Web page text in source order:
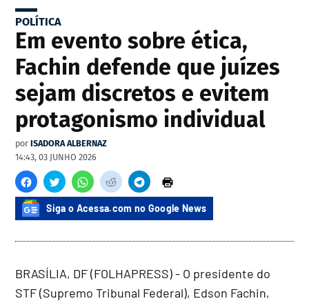
POLÍTICA
Em evento sobre ética,
Fachin defende que juízes
sejam discretos e evitem
protagonismo individual
por ISADORA ALBERNAZ
14:43, 03 JUNHO 2026
Siga o Acessa.com no Google News
BRASÍLIA, DF (FOLHAPRESS) - O presidente do
STF (Supremo Tribunal Federal), Edson Fachin,